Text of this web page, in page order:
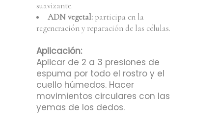
suavizante.
ADN vegetal: participa en la
regeneración y reparación de las células.
Aplicación:
Aplicar de 2 a 3 presiones de
espuma por todo el rostro y el
cuello húmedos. Hacer
movimientos circulares con las
yemas de los dedos.